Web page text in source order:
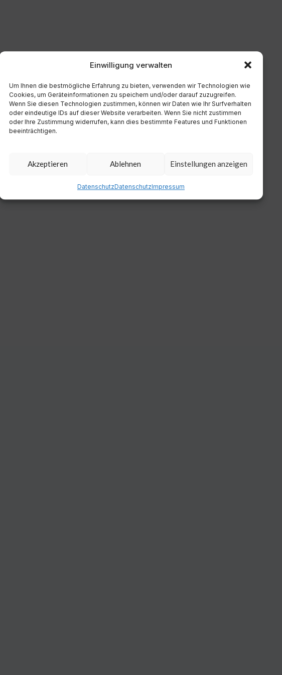
Einwilligung verwalten
Um Ihnen die bestmögliche Erfahrung zu bieten, verwenden wir Technologien wie
Cookies, um Geräteinformationen zu speichern und/oder darauf zuzugreifen.
Wenn Sie diesen Technologien zustimmen, können wir Daten wie Ihr Surfverhalten
oder eindeutige IDs auf dieser Website verarbeiten. Wenn Sie nicht zustimmen
oder Ihre Zustimmung widerrufen, kann dies bestimmte Features und Funktionen
beeinträchtigen.
Akzeptieren Ablehnen Einstellungen anzeigen
DatenschutzDatenschutzImpressum